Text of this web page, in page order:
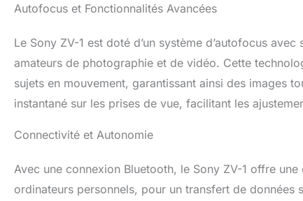
Autofocus et Fonctionnalités Avancées
Le Sony ZV-1 est doté d’un système d’autofocus
amateurs de photographie et de vidéo. Cette
sujets en mouvement, garantissant ainsi des images
instantané sur les prises de vue, facilitant les
Connectivité et Autonomie
Avec une connexion Bluetooth, le Sony ZV-1 offre
ordinateurs personnels, pour un transfert de données